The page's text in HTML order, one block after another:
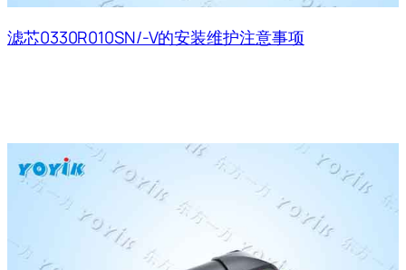
滤芯0330R010SN/-V的安装维护注意事项